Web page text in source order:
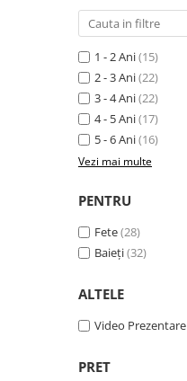
1 - 2 Ani(15)
2 - 3 Ani(22)
3 - 4 Ani(22)
4 - 5 Ani(17)
5 - 6 Ani(16)
Vezi mai multe
PENTRU
Fete(28)
Baieți(32)
ALTELE
Video Prezentare
PRET